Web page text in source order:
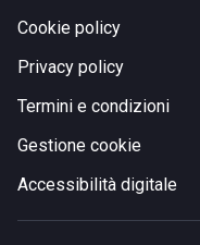
Cookie policy
Privacy policy
Termini e condizioni
Gestione cookie
Accessibilità digitale